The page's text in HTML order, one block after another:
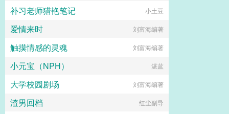
玛尔加尼斯
补习老师猎艳笔记 小土豆
爱情来时 刘富海编著
触摸情感的灵魂 刘富海编著
小元宝（NPH） 湛蓝
大学校园剧场 刘富海编著
渣男回档 红尘副导